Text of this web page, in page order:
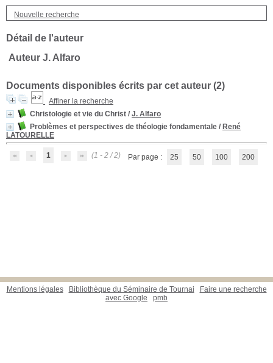
Nouvelle recherche
Détail de l'auteur
Auteur J. Alfaro
Documents disponibles écrits par cet auteur (2)
Affiner la recherche
Christologie et vie du Christ / J. Alfaro
Problèmes et perspectives de théologie fondamentale / René
LATOURELLE
1 (1 - 2 / 2) Par page : 25 50 100 200
Mentions légales Bibliothèque du Séminaire de Tournai
Faire une recherche
avec Google
pmb